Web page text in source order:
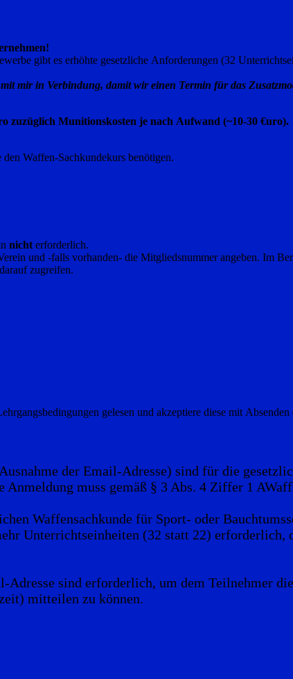
gibt es erhöhte gesetzliche Anforderungen (32
mir in Verbindung, damit wir einen Termin für das
zuzüglich Munitionskosten je nach Aufwand (~10-30 €uro).
Waffen-Sachkundekurs benötigen.
nichterforderlich.
und -falls vorhanden- die Mitgliedsnummer angeben. Im
zugreifen.
gelesen und akzeptiere diese mit Absenden
der Email-Adresse) sind für die
muss gemäß § 3 Abs. 4 Ziffer 1
Waffensachkunde für Sport- oder
Unterrichtseinheiten (32 statt 22)
sind erforderlich, um dem Teilnehmer
mitteilen zu können.